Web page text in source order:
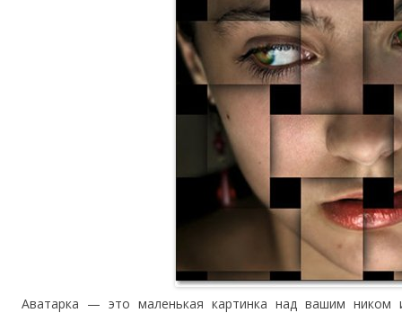
Аватарка — это маленькая картинка над вашим